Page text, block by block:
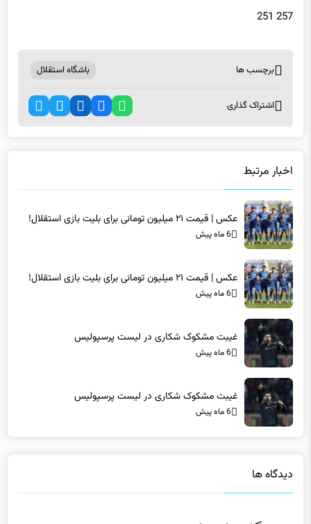
257 251
برچسب ها باشگاه استقلال
اشتراک گذاری
اخبار مرتبط
عکس | قیمت ۲۱ میلیون تومانی برای بلیت بازی استقلال!
6 ماه پیش
عکس | قیمت ۲۱ میلیون تومانی برای بلیت بازی استقلال!
6 ماه پیش
غیبت مشکوک شکاری در لیست پرسپولیس
6 ماه پیش
غیبت مشکوک شکاری در لیست پرسپولیس
6 ماه پیش
دیدگاه ها